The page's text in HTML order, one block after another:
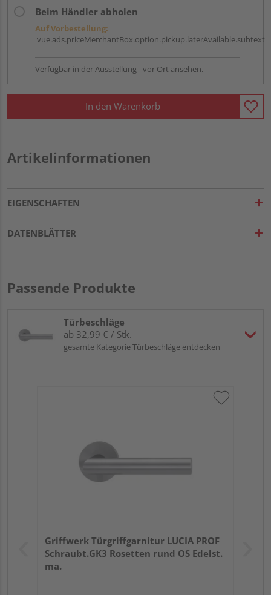
Beim Händler abholen
Auf Vorbestellung:
vue.ads.priceMerchantBox.option.pickup.laterAvailable.subtext
Verfügbar in der Ausstellung - vor Ort ansehen.
In den Warenkorb
Artikelinformationen
EIGENSCHAFTEN
DATENBLÄTTER
Passende Produkte
Türbeschläge
ab 32,99 € / Stk.
gesamte Kategorie Türbeschläge entdecken
Griffwerk Türgriffgarnitur LUCIA PROF
Schraubt.GK3 Rosetten rund OS Edelst.
ma.